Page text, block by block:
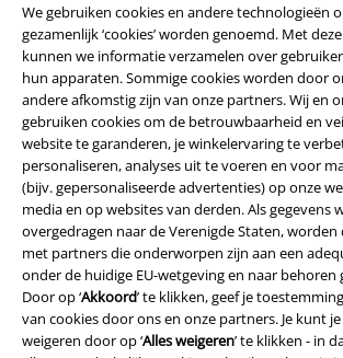
We gebruiken cookies en andere technologieën
gezamenlijk ‘cookies’ worden genoemd. Met
kunnen we informatie verzamelen over
hun apparaten. Sommige cookies worden door
andere afkomstig zijn van onze partners. Wij en
gebruiken cookies om de betrouwbaarheid en
website te garanderen, je winkelervaring te
personaliseren, analyses uit te voeren en voor
(bijv. gepersonaliseerde advertenties) op onze
media en op websites van derden. Als gegevens
overgedragen naar de Verenigde Staten, worden
met partners die onderworpen zijn aan een
onder de huidige EU-wetgeving en naar behoren
Door op ‘Akkoord’ te klikken, geef je
van cookies door ons en onze partners. Je kunt
weigeren door op ‘Alles weigeren’ te klikken - in
Legal
Algemene Voorwaarden
Bedrijfsgegevens
Privacyverklaring